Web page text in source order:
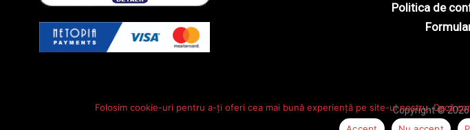
Politica de
Copyright ©
Folosim cookie-uri pentru a-ți oferi cea mai bună experiență pe site-ul nostru. Dacă